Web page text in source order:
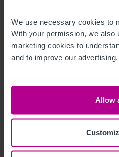
We use necessary cookies to
With your permission, we also
marketing cookies to
and to improve our advertising.
Allow
•
• Ancillary storage areas
Ausstattung und
All in‑situ trade fixtures and